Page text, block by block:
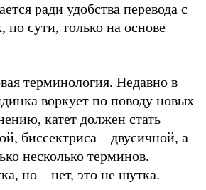
ради удобства перевода с
сути, только на основе
терминология. Недавно в
воркует по поводу новых
катет должен стать
биссектриса – двусичной, а
несколько терминов.
но – нет, это не шутка.